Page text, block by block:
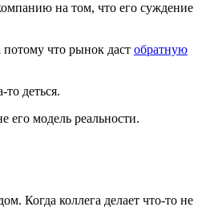
на том, что его суждение
что рынок даст обратную
деться.
модель реальности.
Когда коллега делает что-то не